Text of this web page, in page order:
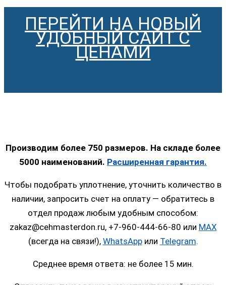
ПЕРЕЙТИ НА НОВЫЙ
УДОБНЫЙ САЙТ С
ЦЕНАМИ
Производим более 750 размеров. На складе более
5000 наименований. Расширенная гарантия.
Чтобы подобрать уплотнение, уточнить количество в
наличии, запросить счет на оплату — обратитесь в
отдел продаж любым удобным способом:
zakaz@cehmasterdon.ru, +7-960-444-66-80 или MAX
(всегда на связи!), WhatsAppили Telegram.
Среднее время ответа: не более 15 мин.